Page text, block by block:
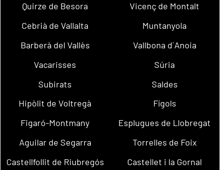
Quirze de Besora
Vicenç de Montalt
Cebrià de Vallalta
Muntanyola
Barberà del Vallès
Vallbona d´Anoia
Vacarisses
Súria
Subirats
Saldes
Hipòlit de Voltregà
Fígols
Figaró-Montmany
Esplugues de Llobregat
Aguilar de Segarra
Torrelles de Foix
Castellfollit de Riubregós
Castellet i la Gornal